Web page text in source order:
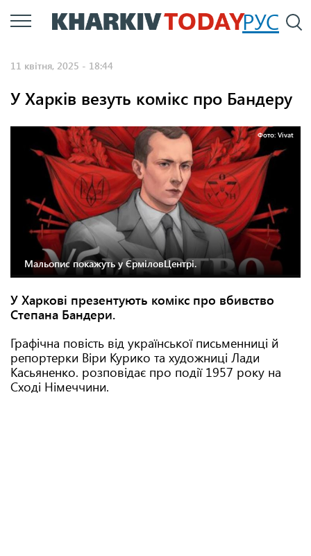
Перейти
до
РУС
11 квітня, 2025 - 18:44
У Харків везуть комікс про Бандеру
Фото: Vivat
Мальопис покажуть у ЄрміловЦентрі.
У Харкові презентують комікс про вбивство
Степана Бандери.
Графічна повість від української письменниці й
репортерки Віри Курико та художниці Лади
Касьяненко. розповідає про події 1957 року на
Сході Німеччини.